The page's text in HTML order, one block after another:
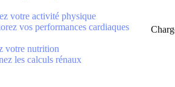
votre activité physique
vos performances cardiaques
votre nutrition
les calculs rénaux